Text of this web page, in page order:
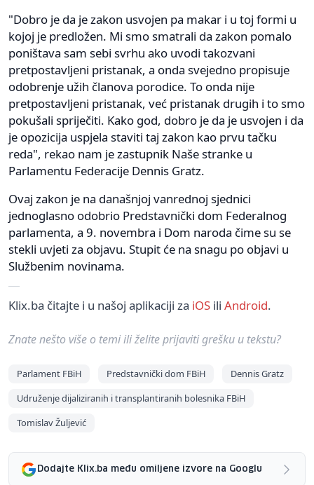
"Dobro je da je zakon usvojen pa makar i u toj formi u
kojoj je predložen. Mi smo smatrali da zakon pomalo
poništava sam sebi svrhu ako uvodi takozvani
pretpostavljeni pristanak, a onda svejedno propisuje
odobrenje užih članova porodice. To onda nije
pretpostavljeni pristanak, već pristanak drugih i to smo
pokušali spriječiti. Kako god, dobro je da je usvojen i da
je opozicija uspjela staviti taj zakon kao prvu tačku
reda", rekao nam je zastupnik Naše stranke u
Parlamentu Federacije Dennis Gratz.
Ovaj zakon je na današnjoj vanrednoj sjednici
jednoglasno odobrio Predstavnički dom Federalnog
parlamenta, a 9. novembra i Dom naroda čime su se
stekli uvjeti za objavu. Stupit će na snagu po objavi u
Službenim novinama.
Klix.ba čitajte i u našoj aplikaciji za iOS ili Android.
Znate nešto više o temi ili želite prijaviti grešku u tekstu?
Parlament FBiH Predstavnički dom FBiH
Dennis Gratz
Udruženje dijaliziranih i transplantiranih bolesnika FBiH
Tomislav Žuljević
Dodajte Klix.ba među omiljene izvore na Googlu